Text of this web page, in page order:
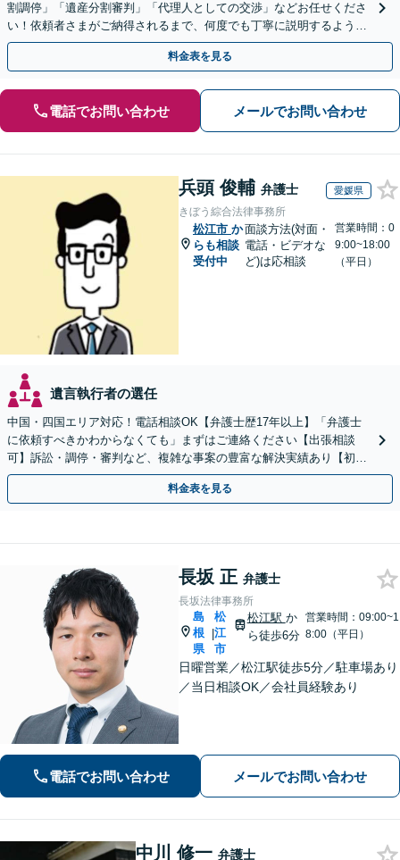
割調停」「遺産分割審判」「代理人としての交渉」などお任せくださ
い！依頼者さまがご納得されるまで、何度でも丁寧に説明するよう心
掛けています【土日祝／夜間対応可】【当日／電話相談可】
料金表を見る
電話でお問い合わせ メールでお問い合わせ
兵頭 俊輔 弁護士 愛媛県
きぼう綜合法律事務所
松江市 か
らも相談
受付中
面談方法(対面・
電話・ビデオな
ど)は応相談
営業時間：0
9:00~18:00
（平日）
遺言執行者の選任
中国・四国エリア対応！電話相談OK【弁護士歴17年以上】「弁護士
に依頼すべきかわからなくても」まずはご連絡ください【出張相談
可】訴訟・調停・審判など、複雑な事案の豊富な解決実績あり【初回
相談無料】初回面談のみで解決できるケースもあります
料金表を見る
長坂 正 弁護士
長坂法律事務所
島
根
県
|
松
江
市
松江駅 か
ら徒歩6分
営業時間：09:00~1
8:00（平日）
日曜営業／松江駅徒歩5分／駐車場あり
／当日相談OK／会社員経験あり
電話でお問い合わせ メールでお問い合わせ
中川 修一 弁護士